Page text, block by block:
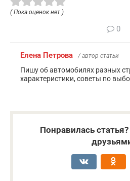
( Пока оценок нет )
0
Елена Петрова / автор статьи
Пишу об автомобилях разных
характеристики, советы по
Понравилась